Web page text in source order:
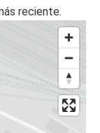
reciente.